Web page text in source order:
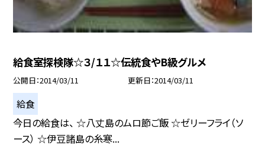
給食室探検隊☆３/１１☆伝統食やB級グルメ
公開日 2014/03/11 更新日 2014/03/11
給食
今日の給食は、 ☆八丈島のムロ節ご飯 ☆ゼリーフライ（ソ
ース） ☆伊豆諸島の糸寒...